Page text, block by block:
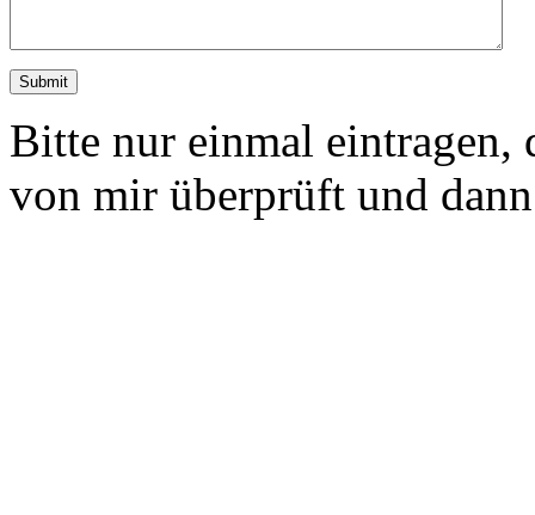
Bitte nur einmal eintragen,
von mir überprüft und